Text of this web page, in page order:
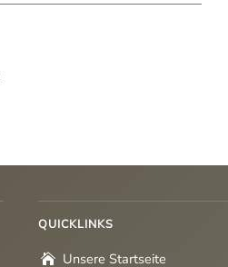
QUICKLINKS
 Unsere Startseite